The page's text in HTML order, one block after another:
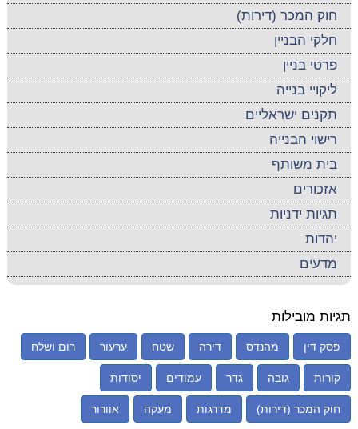
חוק המכר (דירות)
חלקי הבניין
פרטי בניין
ליקויי בנייה
תקנים ישראליים
רישוי הבנייה
בית משותף
אזכורים
תגיות ידניות
יהדות
מדעים
תגיות מובילות
פסק דין מהנדס דירה שטח ערעור רום ושלח
קורות גובה גדר עמודים יסודות
חוק המכר (דירות) מדרגות מעקה אוורור